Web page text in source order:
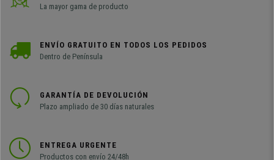
La mayor gama de producto
ENVÍO GRATUITO EN TODOS LOS PEDIDOS
Dentro de Península
GARANTÍA DE DEVOLUCIÓN
Plazo ampliado de 30 días naturales
ENTREGA URGENTE
Productos con envío 24/48h